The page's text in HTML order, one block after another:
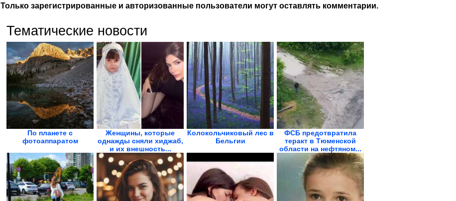
Только зарегистрированные и авторизованные пользователи могут оставлять комментарии.
Тематические новости
По планете с
фотоаппаратом
Женщины, которые
однажды сняли хиджаб,
и их внешность...
Колокольчиковый лес в
Бельгии
ФСБ предотвратила
теракт в Тюменской
области на нефтяном...